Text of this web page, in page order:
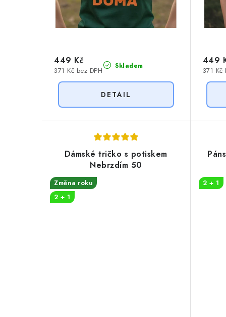
Skladem
371 Kč bez DPH
449 Kč
371 Kč
449
Dámské tričko s potiskem
Nebrzdím 50
Změna roku
2 + 1
2 + 1